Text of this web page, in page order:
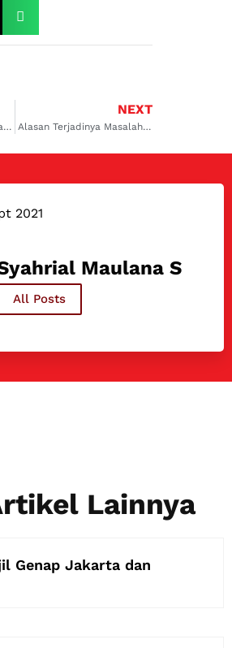
Perbedaan AC Mobil Digital dan Manual
NEXT
Alasan Terjadinya Masalah AC Mobil Kurang Dingin
2021
Maulana S
All Posts
Lainnya
Genap Jakarta dan